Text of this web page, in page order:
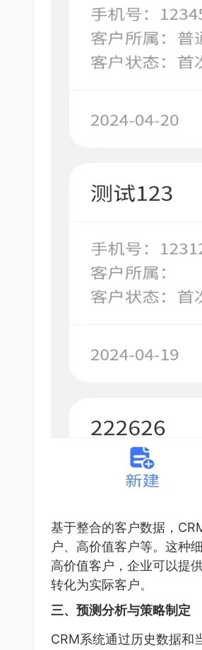
基于整合的客户数据，
户、高价值客户等。这种
高价值客户，企业可以提
转化为实际客户。
三、预测分析与策略制定
CRM系统通过历史数据和